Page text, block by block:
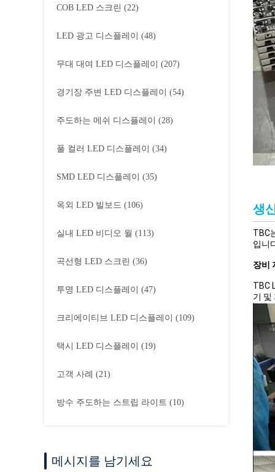
COB LED 스크린 (22)
LED 광고 디스플레이 (48)
무대 대여 LED 디스플레이 (207)
경기장 주변 LED 디스플레이 (54)
주도하는 메쉬 디스플레이 (28)
풀 컬러 LED 디스플레이 (34)
SMD LED 디스플레이 (35)
옥외 LED 빌보드 (106)
실내 LED 비디오 월 (113)
곡선형 LED 스크린 (36)
투명 LED 디스플레이 (47)
크리에이티브 LED 디스플레이 (109)
택시 LED 디스플레이 (19)
고객 사례 (21)
방수 주도하는 스트립 라이트 (10)
메시지를 남기세요
생
TBC
입니
장비
TBC
기 및